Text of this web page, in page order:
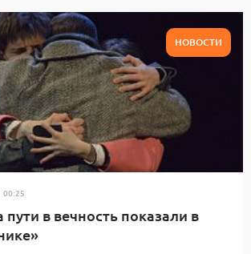
НОВОСТИ
00:25
пути в вечность показали в